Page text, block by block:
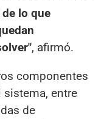
lo que
, afirmó.
componentes
entre
de